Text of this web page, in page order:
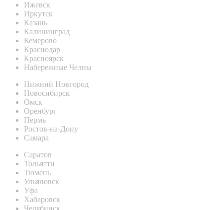
Ижевск
Иркутск
Казань
Калининград
Кемерово
Краснодар
Красноярск
Набережные Челны
Нижний Новгород
Новосибирск
Омск
Оренбург
Пермь
Ростов-на-Дону
Самара
Саратов
Тольятти
Тюмень
Ульяновск
Уфа
Хабаровск